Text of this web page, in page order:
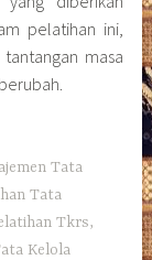
pelatihan ini,
masa
Tata
Tata
Tkrs,
Kelola